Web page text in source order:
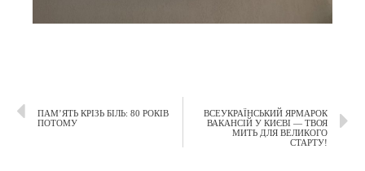
ПАМ’ЯТЬ КРІЗЬ БІЛЬ: 80 РОКІВ
ПОТОМУ
ВСЕУКРАЇНСЬКИЙ ЯРМАРОК
ВАКАНСІЙ У КИЄВІ — ТВОЯ
МИТЬ ДЛЯ ВЕЛИКОГО
СТАРТУ!